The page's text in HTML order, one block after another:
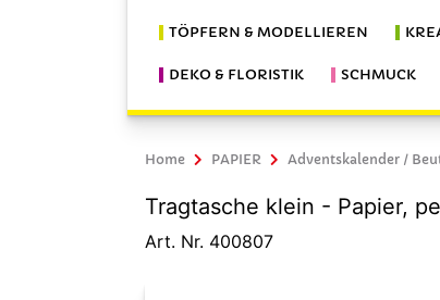
TÖPFERN & MODELLIEREN
DEKO & FLORISTIK SCHMUCK
Home PAPIER Adventskalender /
Tragtasche klein - Papier,
Art. Nr. 400807